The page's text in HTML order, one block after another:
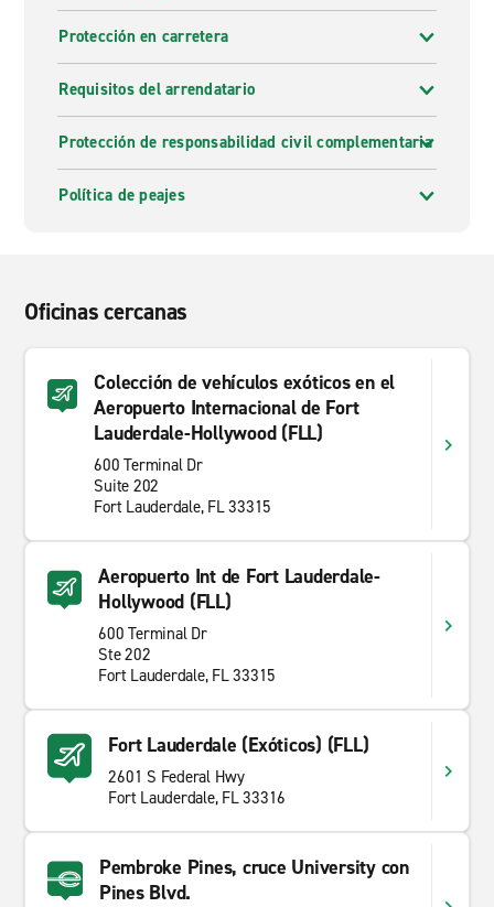
Protección en carretera
Requisitos del arrendatario
Protección de responsabilidad civil complementaria
Política de peajes
Oficinas cercanas
Colección de vehículos exóticos en el
Aeropuerto Internacional de Fort
Lauderdale-Hollywood (FLL)
600 Terminal Dr
Suite 202
Fort Lauderdale, FL 33315
Aeropuerto Int de Fort Lauderdale-
Hollywood (FLL)
600 Terminal Dr
Ste 202
Fort Lauderdale, FL 33315
Fort Lauderdale (Exóticos) (FLL)
2601 S Federal Hwy
Fort Lauderdale, FL 33316
Pembroke Pines, cruce University con
Pines Blvd.